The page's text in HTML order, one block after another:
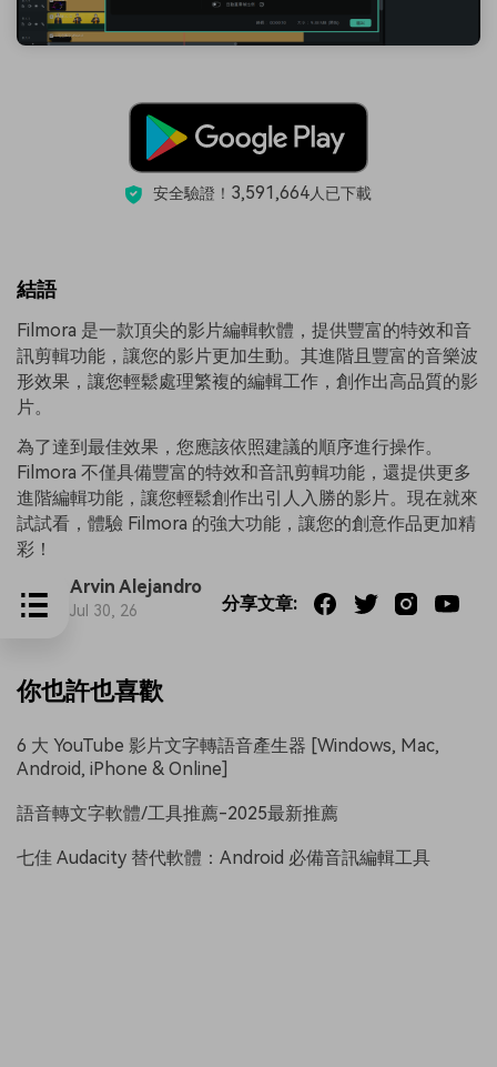
安全驗證！ 3,591,664人已下載
結語
Filmora 是一款頂尖的影片編輯軟體，提供豐富的特效和音
訊剪輯功能，讓您的影片更加生動。其進階且豐富的音樂波
形效果，讓您輕鬆處理繁複的編輯工作，創作出高品質的影
片。
為了達到最佳效果，您應該依照建議的順序進行操作。
Filmora 不僅具備豐富的特效和音訊剪輯功能，還提供更多
進階編輯功能，讓您輕鬆創作出引人入勝的影片。現在就來
試試看，體驗 Filmora 的強大功能，讓您的創意作品更加精
彩！
Arvin Alejandro
Jul 30, 26 分享文章:
你也許也喜歡
6 大 YouTube 影片文字轉語音產生器 [Windows, Mac,
Android, iPhone & Online]
語音轉文字軟體/工具推薦-2025最新推薦
七佳 Audacity 替代軟體：Android 必備音訊編輯工具